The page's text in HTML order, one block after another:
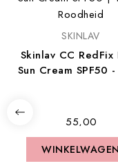
SKINLAV
Skinlav CC RedFix
Sun Cream SPF50
€ 55,00
WINKELWAGEN